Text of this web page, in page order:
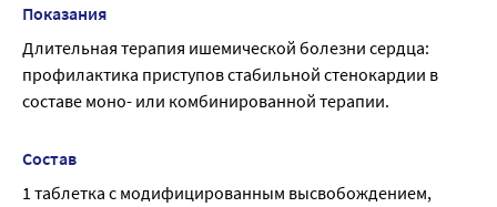
Показания
Длительная терапия ишемической болезни сердца:
профилактика приступов стабильной стенокардии в
составе моно- или комбинированной терапии.
Состав
1 таблетка с модифицированным высвобождением,